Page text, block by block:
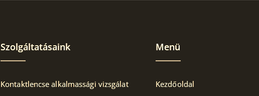
Szolgáltatásaink
Kontaktlencse alkalmassági vizsgálat
Menü
Kezdőoldal